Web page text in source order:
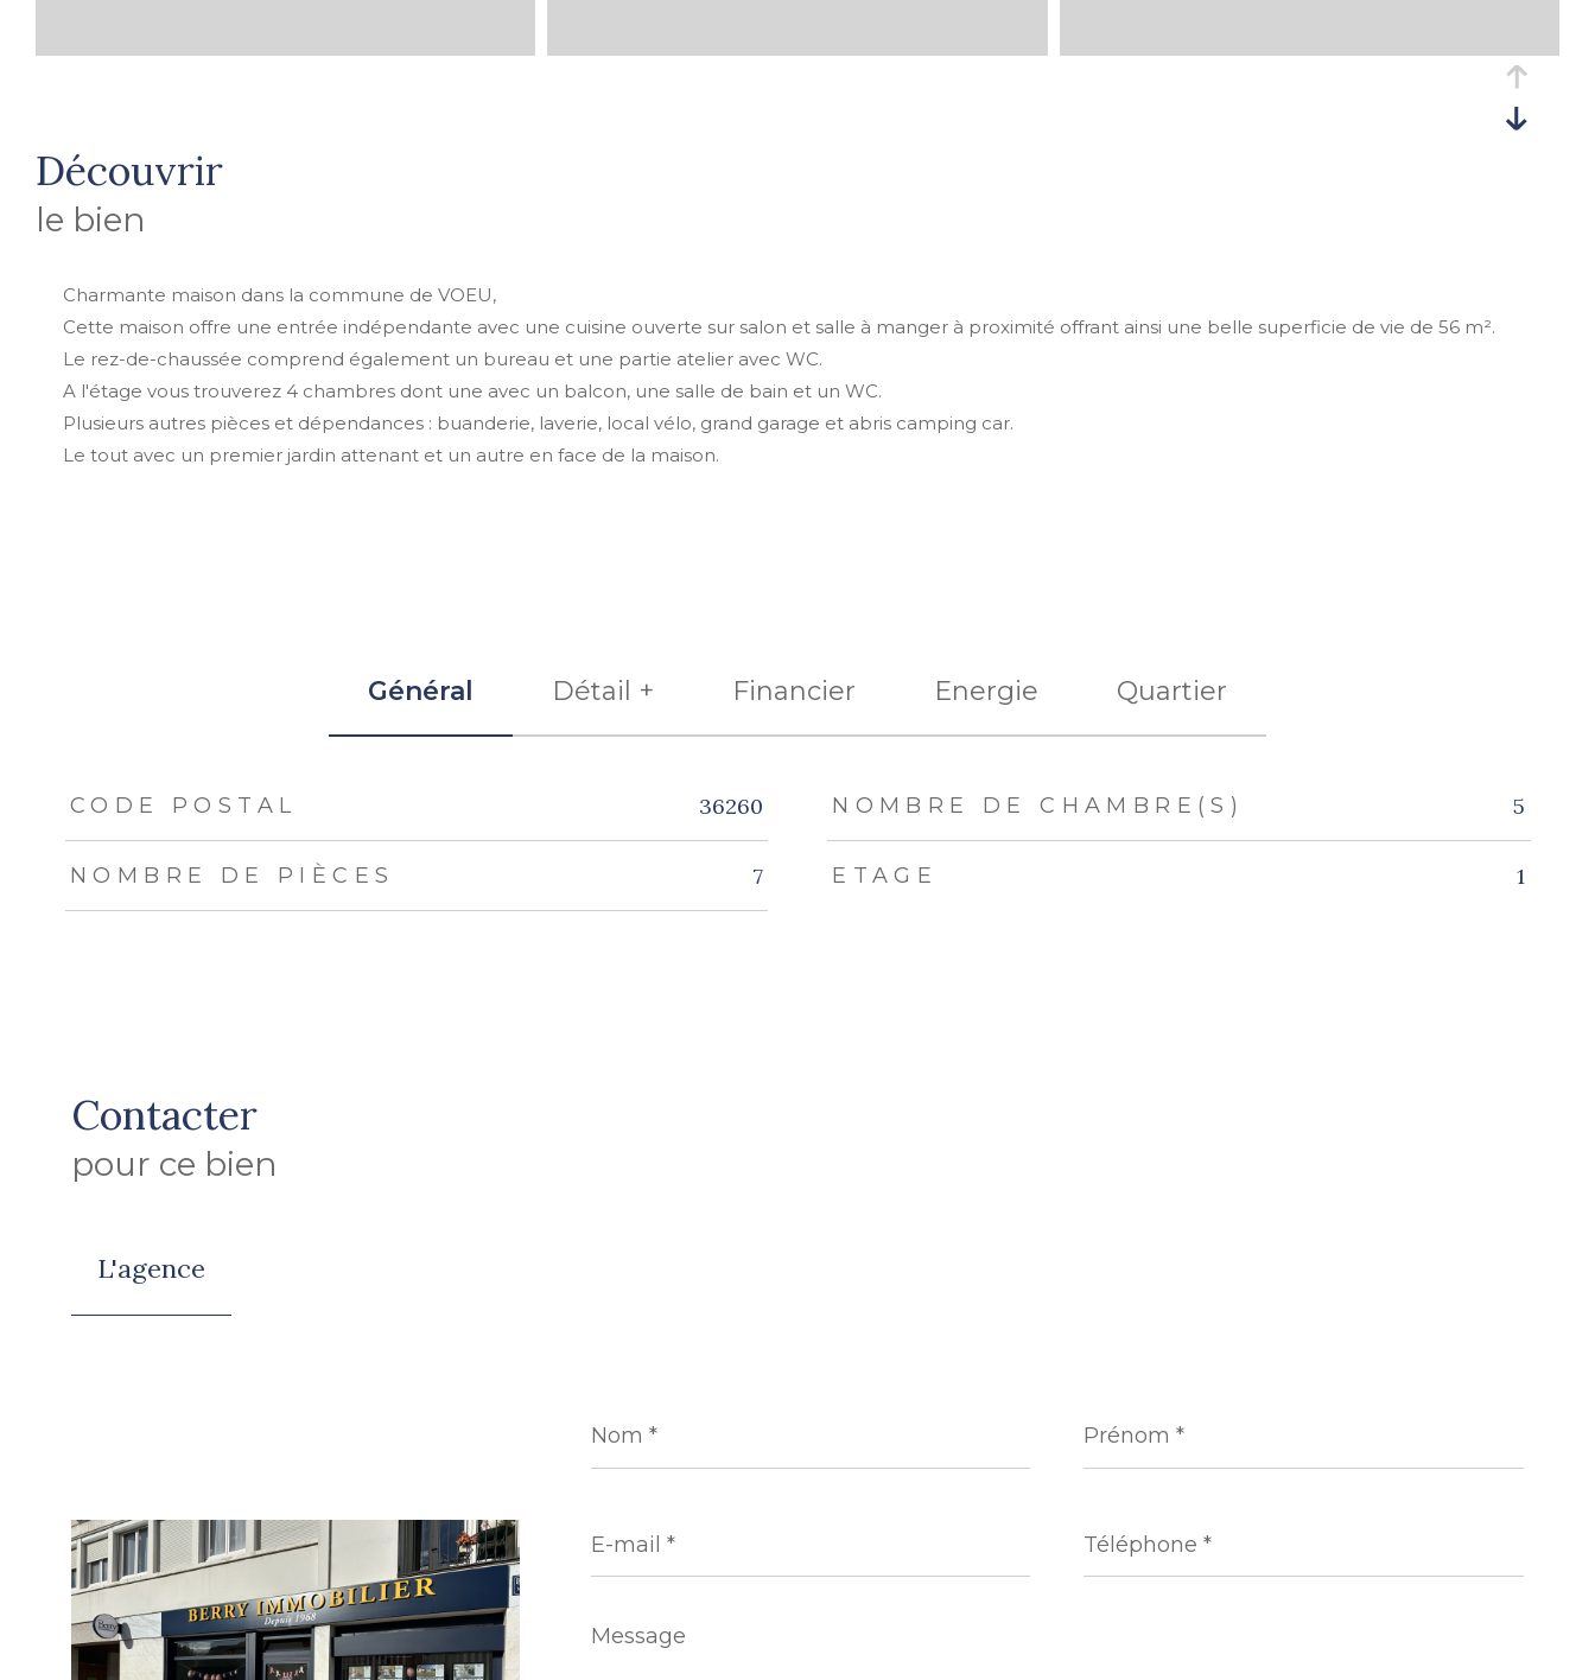
découvrir
le bien
Charmante maison dans la commune de VOEU,
Cette maison offre une entrée indépendante avec une cuisine ouverte sur salon et salle à manger à proximité offrant ainsi une belle superficie de vie de 56 m².
Le rez-de-chaussée comprend également un bureau et une partie atelier avec WC.
A l'étage vous trouverez 4 chambres dont une avec un balcon, une salle de bain et un WC.
Plusieurs autres pièces et dépendances : buanderie, laverie, local vélo, grand garage et abris camping car.
Le tout avec un premier jardin attenant et un autre en face de la maison.
Général Détail + Financier Energie Quartier
TRAD_ZEPHYR_Caracteristique
CODE POSTAL 36260 NOMBRE DE CHAMBRE(S) 5
NOMBRE DE PIÈCES 7 ETAGE 1
Contacter
pour ce bien
L'agence
* *
mail
*
*
Message
*